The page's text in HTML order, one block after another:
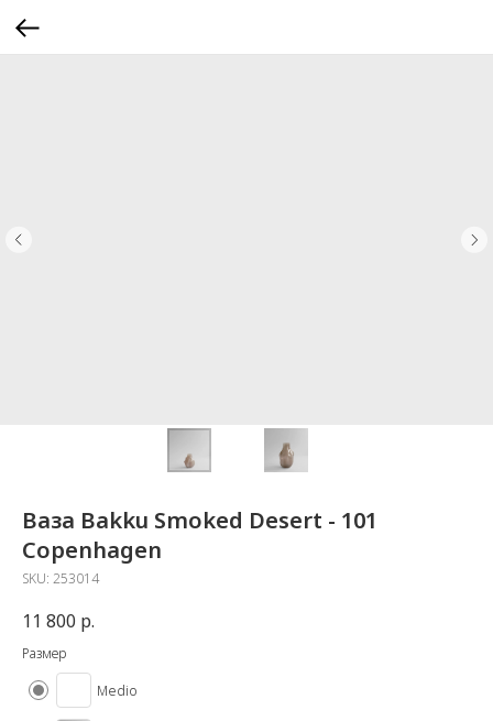
Ваза Bakku Smoked Desert - 101
Copenhagen
SKU: 253014
11 800 р.
Размер
Medio